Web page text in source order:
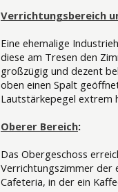
Verrichtungsbereich
Eine ehemalige
diese am Tresen den
großzügig und dezent
oben einen Spalt
Lautstärkepegel extrem
Oberer Bereich:
Das Obergeschoss
Verrichtungszimmer der
Cafeteria, in der ein